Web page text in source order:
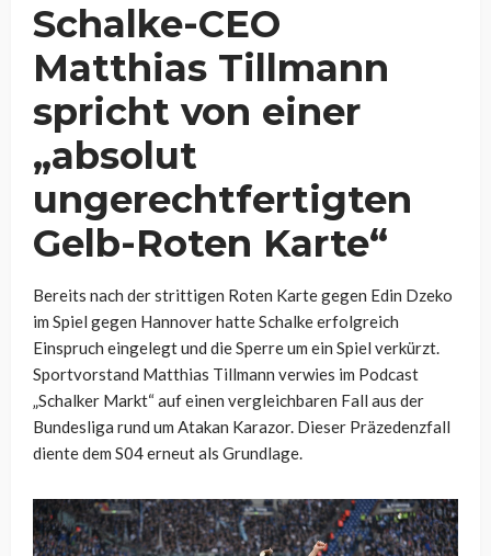
Schalke-CEO
Matthias Tillmann
spricht von einer
„absolut
ungerechtfertigten
Gelb-Roten Karte“
Bereits nach der strittigen Roten Karte gegen Edin Dzeko
im Spiel gegen Hannover hatte Schalke erfolgreich
Einspruch eingelegt und die Sperre um ein Spiel verkürzt.
Sportvorstand Matthias Tillmann verwies im Podcast
„Schalker Markt“ auf einen vergleichbaren Fall aus der
Bundesliga rund um Atakan Karazor. Dieser Präzedenzfall
diente dem S04 erneut als Grundlage.